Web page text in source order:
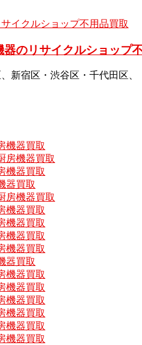
のリサイクルショップ
新宿区・渋谷区・千代田
機器買取
房機器買取
機器買取
器買取
房機器買取
機器買取
機器買取
機器買取
機器買取
器買取
機器買取
機器買取
機器買取
機器買取
機器買取
機器買取